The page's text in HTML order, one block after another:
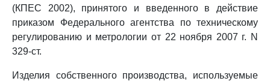
(КПЕС 2002), принятого и введенного в действие
приказом Федерального агентства по техническому
регулированию и метрологии от 22 ноября 2007 г. N
329-ст.
Изделия собственного производства, используемые